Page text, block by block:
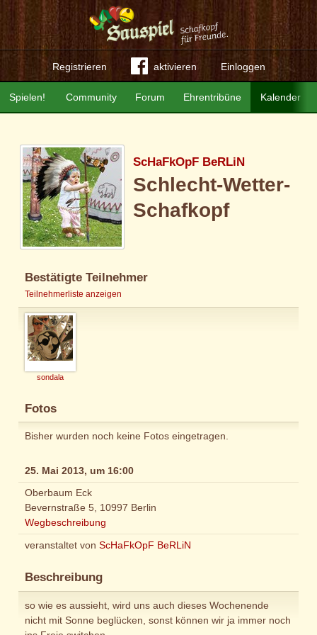
Registrieren aktivieren Einloggen
Community Forum Ehrentribüne Kalender
Spielen!
ScHaFkOpF BeRLiN
Schlecht-Wetter-
Schafkopf
Bestätigte Teilnehmer
Teilnehmerliste anzeigen
sondala
Fotos
Bisher wurden noch keine Fotos eingetragen.
25. Mai 2013, um 16:00
Oberbaum Eck
Bevernstraße 5, 10997 Berlin
Wegbeschreibung
veranstaltet von ScHaFkOpF BeRLiN
Beschreibung
so wie es aussieht, wird uns auch dieses Wochenende
nicht mit Sonne beglücken, sonst können wir ja immer noch